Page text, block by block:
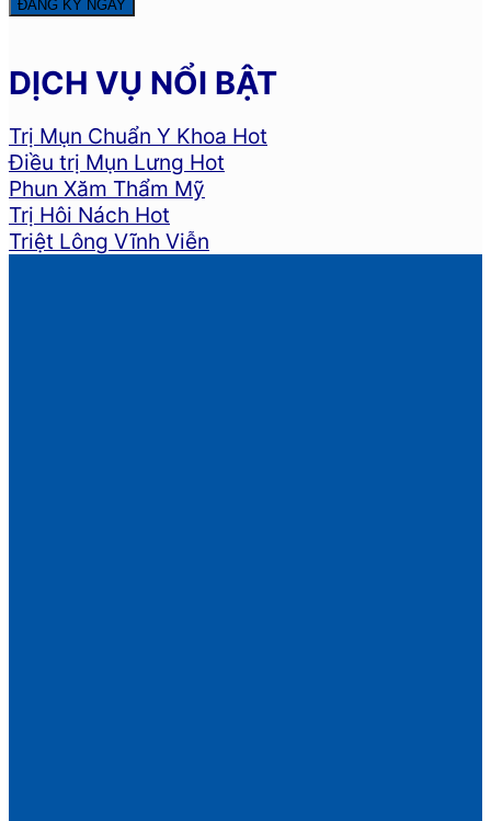
DỊCH VỤ NỔI BẬT
Trị Mụn Chuẩn Y Khoa
Điều trị Mụn Lưng
Phun Xăm Thẩm Mỹ
Trị Hôi Nách
Triệt Lông Vĩnh Viễn